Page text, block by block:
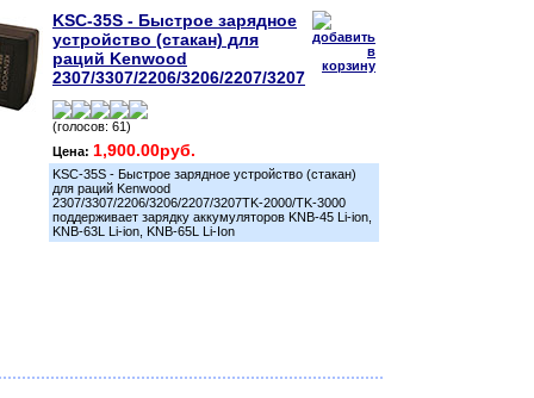
KSC-35S - Быстрое зарядное
устройство (стакан) для
раций Kenwood
2307/3307/2206/3206/2207/3207
(голосов: 61)
Цена: 1,900.00руб.
KSC-35S - Быстрое зарядное устройство (стакан)
для раций Kenwood
2307/3307/2206/3206/2207/3207TK-2000/TK-3000
поддерживает зарядку аккумуляторов KNB-45 Li-ion,
KNB-63L Li-ion, KNB-65L Li-Ion